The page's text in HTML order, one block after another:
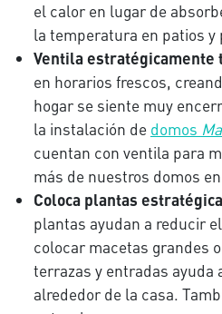
el calor en lugar de
la temperatura en patios y
Ventila estratégicamente
en horarios frescos,
hogar se siente muy
la instalación de domos
cuentan con ventila para
más de nuestros domos
Coloca plantas
plantas ayudan a reducir
colocar macetas grandes
terrazas y entradas
alrededor de la casa.